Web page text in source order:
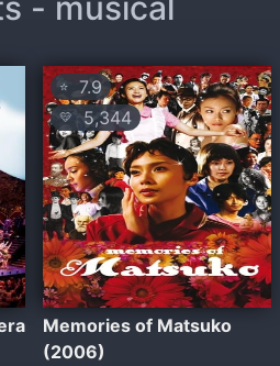
⭐ 7.9
💛 5,344
Memories of Matsuko
(2006)